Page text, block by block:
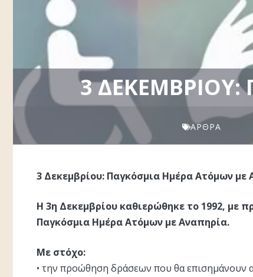
3
ΆΡΘΡΑ
3 Δεκεμβρίου: Παγκόσμια Ημέρα Ατόμων με
Η 3η Δεκεμβρίου καθιερώθηκε το 1992, με
Παγκόσμια Ημέρα Ατόμων με Αναπηρία.
Με στόχο:
• την προώθηση δράσεων που θα επισημάνουν